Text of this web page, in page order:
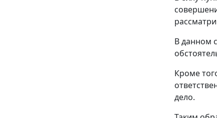
В данном
Кроме
дело.